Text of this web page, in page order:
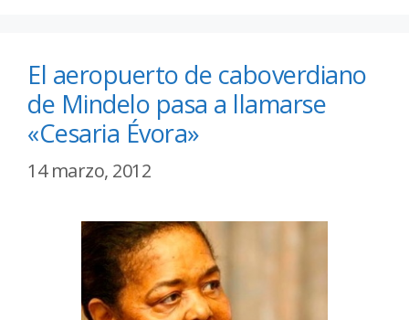
El aeropuerto de caboverdiano
de Mindelo pasa a llamarse
«Cesaria Évora»
14 marzo, 2012